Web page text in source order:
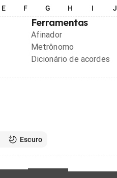
E F G H I J
Ferramentas
Afinador
Metrônomo
Dicionário de acordes
Escuro